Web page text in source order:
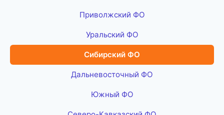
Приволжский ФО
Уральский ФО
Сибирский ФО
Дальневосточный ФО
Южный ФО